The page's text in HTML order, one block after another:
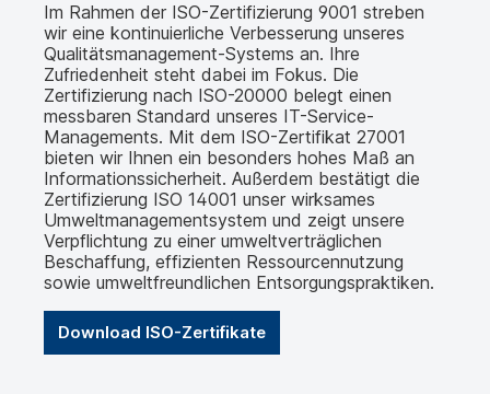
Im Rahmen der ISO-Zertifizierung 9001 streben
wir eine kontinuierliche Verbesserung unseres
Qualitätsmanagement-Systems an. Ihre
Zufriedenheit steht dabei im Fokus. Die
Zertifizierung nach ISO-20000 belegt einen
messbaren Standard unseres IT-Service-
Managements. Mit dem ISO-Zertifikat 27001
bieten wir Ihnen ein besonders hohes Maß an
Informationssicherheit. Außerdem bestätigt die
Zertifizierung ISO 14001 unser wirksames
Umweltmanagementsystem und zeigt unsere
Verpflichtung zu einer umweltverträglichen
Beschaffung, effizienten Ressourcennutzung
sowie umweltfreundlichen Entsorgungspraktiken.
Download ISO-Zertifikate